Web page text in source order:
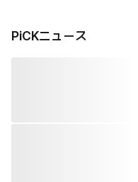
PiCKニュース